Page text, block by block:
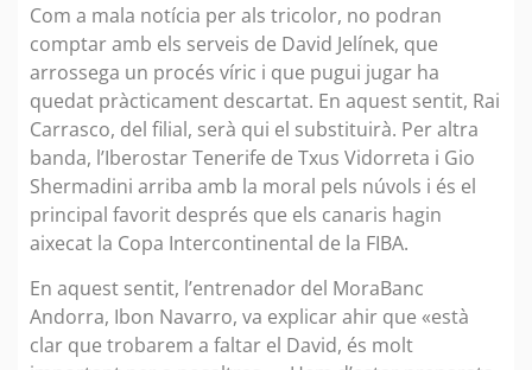
Com a mala notícia per als tricolor, no podran
comptar amb els serveis de David Jelínek, que
arrossega un procés víric i que pugui jugar ha
quedat pràcticament descartat. En aquest sentit, Rai
Carrasco, del filial, serà qui el substituirà. Per altra
banda, l’Iberostar Tenerife de Txus Vidorreta i Gio
Shermadini arriba amb la moral pels núvols i és el
principal favorit després que els canaris hagin
aixecat la Copa Intercontinental de la FIBA.
En aquest sentit, l’entrenador del MoraBanc
Andorra, Ibon Navarro, va explicar ahir que «està
clar que trobarem a faltar el David, és molt